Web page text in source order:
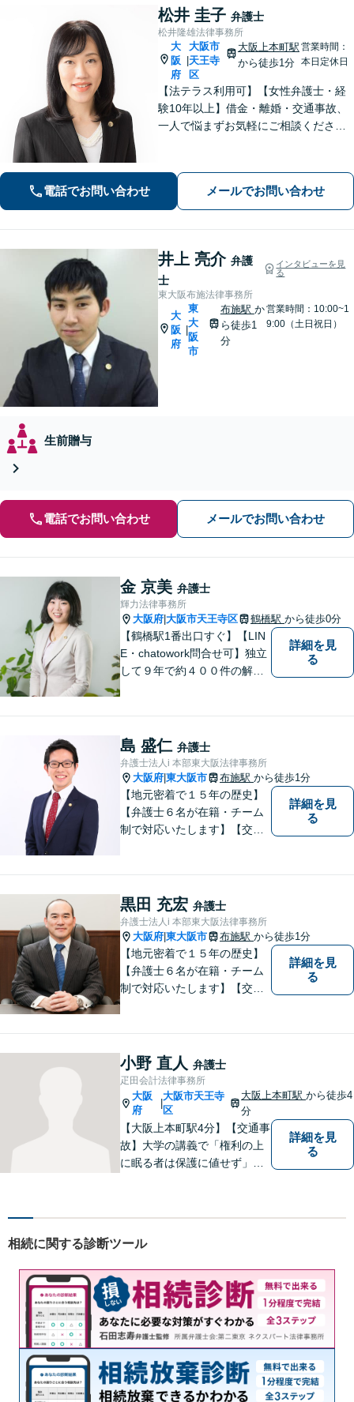
松井 圭子 弁護士
松井隆雄法律事務所
大
阪
府
大阪市
天王寺
区
大阪上本町駅
から徒歩1分
営業時間：
本日定休日
【法テラス利用可】【女性弁護士・経
験10年以上】借金・離婚・交通事故、
一人で悩まずお気軽にご相談ください
迎【谷町九丁目駅・大阪上本町駅から
地下で直結／近鉄沿線からアクセス良
好】
電話でお問い合わせ メールでお問い合わせ
井上 亮介 弁護
士
インタビューを見
る
東大阪布施法律事務所
大
阪
府
東
大
阪
市
布施駅 か
ら徒歩1
分
営業時間：10:00~1
9:00（土日祝日）
生前贈与
電話でお問い合わせ メールでお問い合わせ
金 京美 弁護士
輝力法律事務所
大阪府 大阪市天王寺区 鶴橋駅 から徒歩0分
【鶴橋駅1番出口すぐ】【LIN
E・chatowork問合せ可】独立
して９年で約４００件の解決
さ」「人間力」「交渉力」を
駆使して依頼者様の笑顔を取
り戻すべく全力で取り組みま
す。
詳細を見
る
島 盛仁 弁護士
弁護士法人i 本部東大阪法律事務所
大阪府 東大阪市 布施駅 から徒歩1分
【地元密着で１５年の歴史】
【弁護士６名が在籍・チーム
制で対応いたします】【交通
駅前店５階】お悩みは【弁護
士法人ｉ 東大阪法律事務所】
におまかせください！
詳細を見
る
黒田 充宏 弁護士
弁護士法人i 本部東大阪法律事務所
大阪府 東大阪市 布施駅 から徒歩1分
【地元密着で１５年の歴史】
【弁護士６名が在籍・チーム
制で対応いたします】【交通
駅前店５階】 お悩みは【弁護
士法人ｉ 東大阪法律事務
所 】におまかせください！
詳細を見
る
小野 直人 弁護士
疋田会計法律事務所
大阪
府
大阪市天王寺
区
大阪上本町駅から徒歩4
分
【大阪上本町駅4分】【交通事
故】大学の講義で「権利の上
に眠る者は保護に値せず」と
りたいと弁護士を志しまし
向き合ってきた経験を活か
し、丁寧かつ柔軟な対応を心
がけています。
詳細を見
る
相続に関する診断ツール